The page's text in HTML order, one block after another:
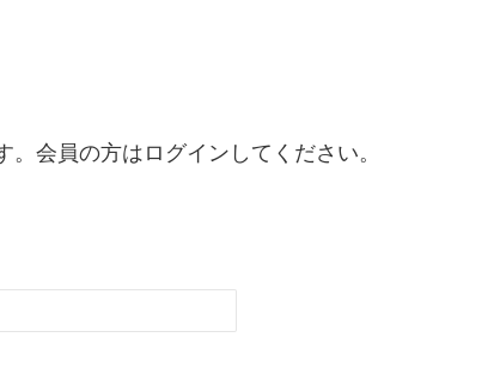
会員の方はログインしてください。